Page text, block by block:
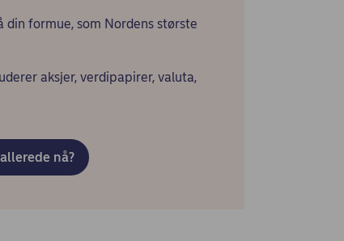
formue, som Nordens største
aksjer, verdipapirer, valuta,
nå?